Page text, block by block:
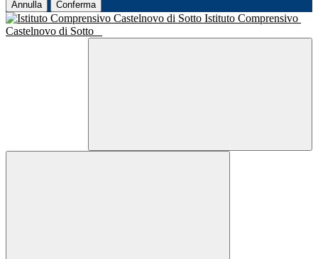
Annulla Conferma
Istituto Comprensivo
Castelnovo di Sotto